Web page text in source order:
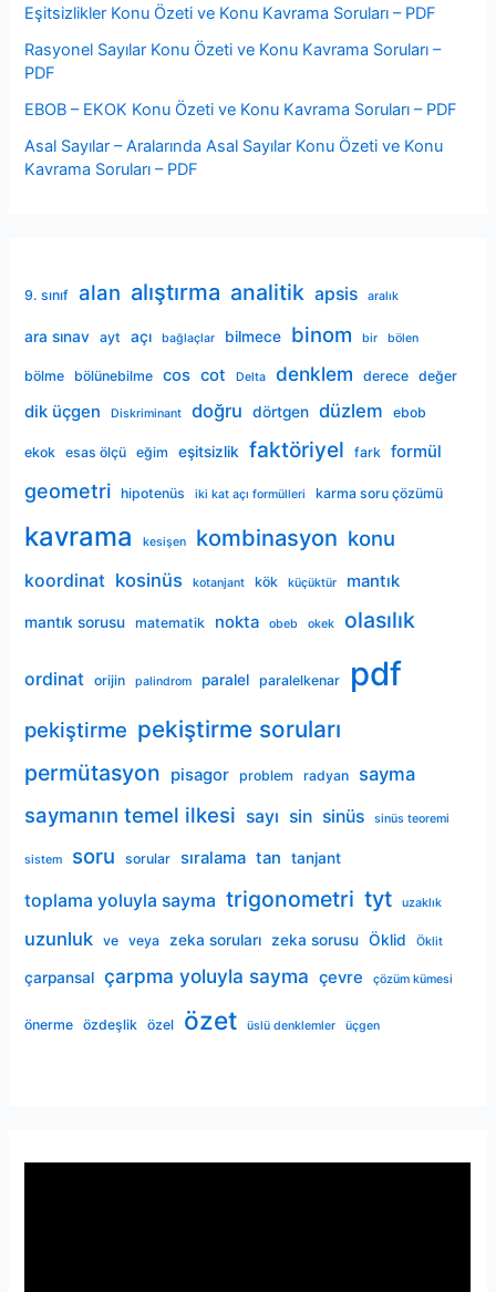
Eşitsizlikler Konu Özeti ve Konu Kavrama Soruları – PDF
Rasyonel Sayılar Konu Özeti ve Konu Kavrama Soruları –
PDF
EBOB – EKOK Konu Özeti ve Konu Kavrama Soruları – PDF
Asal Sayılar – Aralarında Asal Sayılar Konu Özeti ve Konu
Kavrama Soruları – PDF
9. sınıf alan alıştırma analitik apsis aralık
ara sınav ayt açı bağlaçlar bilmece binom bir bölen
bölme bölünebilme cos cot Delta denklem derece değer
dik üçgen Diskriminant doğru dörtgen düzlem ebob
ekok esas ölçü eğim eşitsizlik faktöriyel fark formül
geometri hipotenüs iki kat açı formülleri karma soru çözümü
kavrama kesişen kombinasyon konu
koordinat kosinüs kotanjant kök küçüktür mantık
mantık sorusu matematik nokta obeb okek olasılık
ordinat orijin palindrom paralel paralelkenar pdf
pekiştirme pekiştirme soruları
permütasyon pisagor problem radyan sayma
saymanın temel ilkesi sayı sin sinüs sinüs teoremi
sistem soru sorular sıralama tan tanjant
toplama yoluyla sayma trigonometri tyt uzaklık
uzunluk ve veya zeka soruları zeka sorusu Öklid Öklit
çarpansal çarpma yoluyla sayma çevre çözüm kümesi
önerme özdeşlik özel özet üslü denklemler üçgen